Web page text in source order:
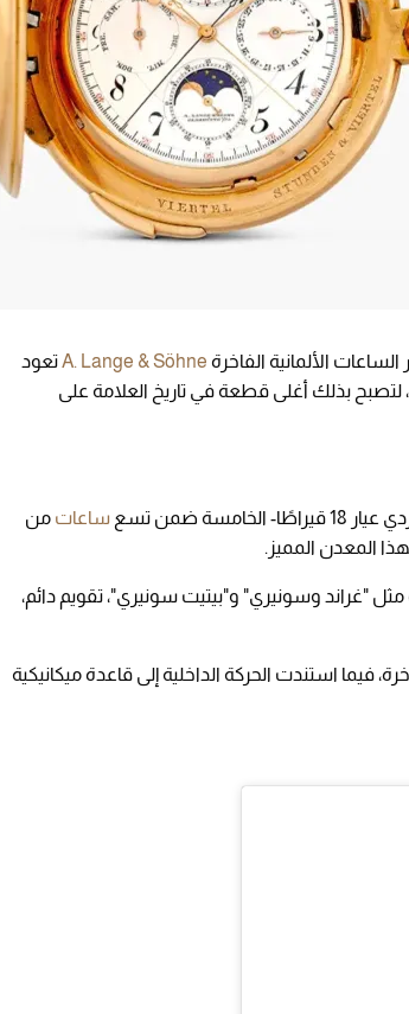
الألمانية الفاخرة A. Lange & Söhneتعود
مليون فرنك سويسري)، لتصبح بذلك أغلى قطعة في تاريخ العلامة على
ساعات من
النادرة مثل "غراند وسونيري" و"بيتيت سونيري"، تقويم دائم،
ليضفي لمسة فنية فاخرة، فيما استندت الحركة الداخلية إلى قاعدة ميكانيكية